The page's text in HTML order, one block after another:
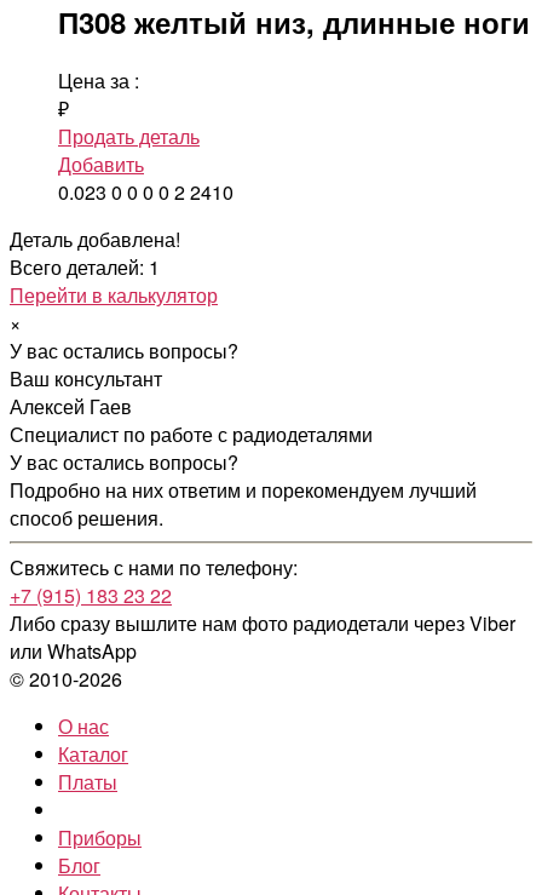
П308 желтый низ, длинные ноги
Цена за :
₽
Продать деталь
Добавить
0.023 0 0 0 0 22410
Деталь добавлена!
Всего деталей: 1
Перейти в калькулятор
×
У вас остались вопросы?
Ваш консультант
Алексей Гаев
Специалист по работе с радиодеталями
У вас остались вопросы?
Подробно на них ответим и порекомендуем лучший
способ решения.
Свяжитесь с нами по телефону:
+7 (915) 183 23 22
Либо сразу вышлите нам фото радиодетали через Viber
или WhatsApp
© 2010-2026
О нас
Каталог
Платы
Приборы
Блог